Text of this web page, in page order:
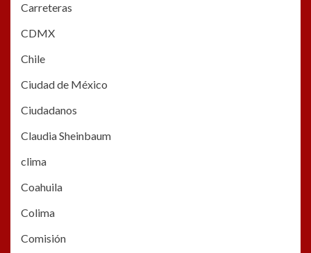
Carreteras
CDMX
Chile
Ciudad de México
Ciudadanos
Claudia Sheinbaum
clima
Coahuila
Colima
Comisión